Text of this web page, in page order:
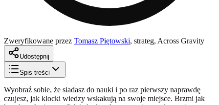
Zweryfikowane przez Tomasz Piętowski, strateg, Across Gravity
Udostępnij
Spis treści
Wyobraź sobie, że siadasz do nauki i po raz pierwszy naprawdę
czujesz, jak klocki wiedzy wskakują na swoje miejsce. Brzmi jak